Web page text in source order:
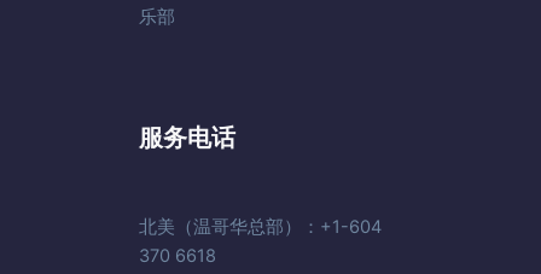
乐部
服务电话
北美（温哥华总部）：+1-604
370 6618